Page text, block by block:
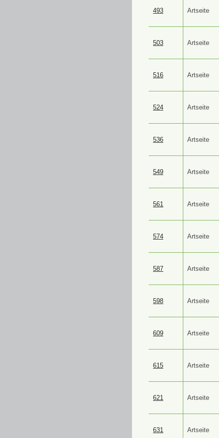
493 Artseite
503 Artseite
516 Artseite
524 Artseite
536 Artseite
549 Artseite
561 Artseite
574 Artseite
587 Artseite
598 Artseite
609 Artseite
615 Artseite
621 Artseite
631 Artseite